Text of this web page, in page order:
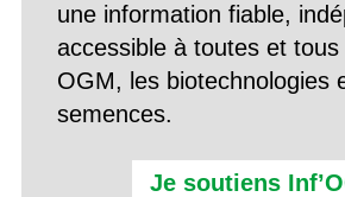
une information fiable,
accessible à toutes et
OGM, les biotechnologies
semences.
Je soutiens